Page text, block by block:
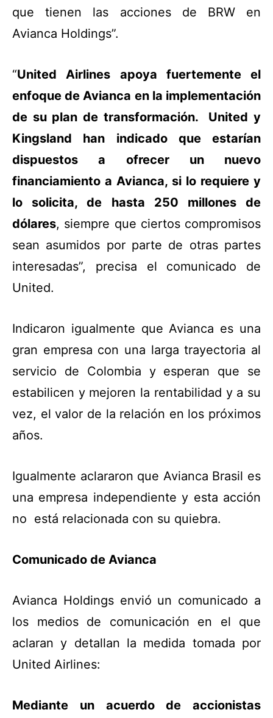
que tienen las acciones de BRW en
Avianca Holdings”.
“United Airlines apoya fuertemente el
enfoque de Avianca en la implementación
de su plan de transformación. United y
Kingsland han indicado que estarían
dispuestos a ofrecer un nuevo
financiamiento a Avianca, si lo requiere y
lo solicita, de hasta 250 millones de
dólares, siempre que ciertos compromisos
sean asumidos por parte de otras partes
interesadas”, precisa el comunicado de
United.
Indicaron igualmente que Avianca es una
gran empresa con una larga trayectoria al
servicio de Colombia y esperan que se
estabilicen y mejoren la rentabilidad y a su
vez, el valor de la relación en los próximos
años.
Igualmente aclararon que Avianca Brasil es
una empresa independiente y esta acción
no está relacionada con su quiebra.
Comunicado de Avianca
Avianca Holdings envió un comunicado a
los medios de comunicación en el que
aclaran y detallan la medida tomada por
United Airlines:
Mediante un acuerdo de accionistas